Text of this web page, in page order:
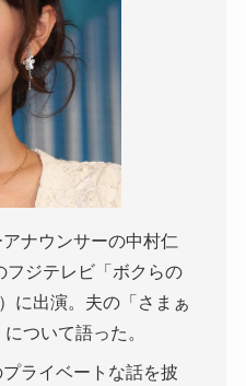
ナウンサーの中村仁
フジテレビ「ボクらの
に出演。夫の「さまぁ
ついて語った。
ライベートな話を披